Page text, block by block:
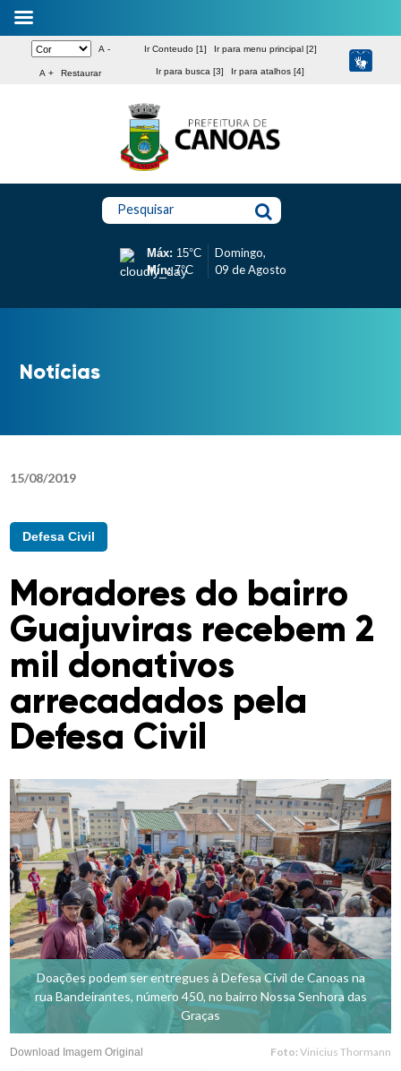
A -
A + Restaurar
Ir Conteudo [1] Ir para menu principal [2]
Ir para busca [3] Ir para atalhos [4]
Pesquisar
Máx: 15°C
Mín:7°C
Domingo,
09 de Agosto
Notícias
15/08/2019
Defesa Civil
Moradores do bairro
Guajuviras recebem 2
mil donativos
arrecadados pela
Defesa Civil
Doações podem ser entregues à Defesa Civil de Canoas na
rua Bandeirantes, número 450, no bairro Nossa Senhora das
Graças
Download Imagem Original Foto: Vinicius Thormann